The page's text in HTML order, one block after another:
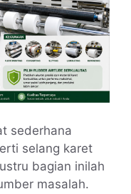
sederhana
selang karet
bagian inilah
masalah.